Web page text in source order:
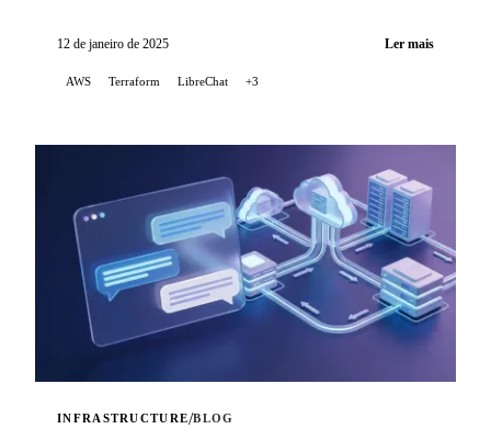
com as mudanças recentes na forma de instalar o
12 de janeiro de 2025 Ler mais
AWS Terraform LibreChat +3
INFRASTRUCTURE/BLOG